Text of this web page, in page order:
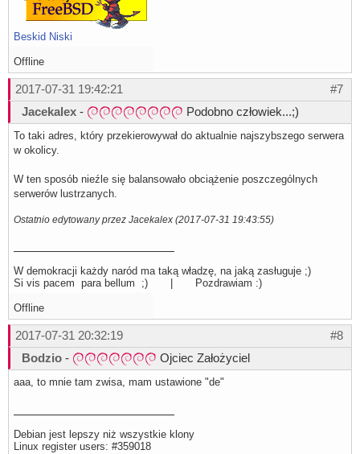
Beskid Niski
Offline
#7
2017-07-31 19:42:21
Jacekalex - Podobno człowiek...;)
To taki adres, który przekierowywał do aktualnie najszybszego serwera
w okolicy.
W ten sposób nieźle się balansowało obciążenie poszczególnych
serwerów lustrzanych.
Ostatnio edytowany przez Jacekalex (2017-07-31 19:43:55)
W demokracji każdy naród ma taką władzę, na jaką zasługuje ;)
Si vis pacem para bellum ;) | Pozdrawiam :)
Offline
#8
2017-07-31 20:32:19
Bodzio - Ojciec Założyciel
aaa, to mnie tam zwisa, mam ustawione "de"
Debian jest lepszy niż wszystkie klony
Linux register users: #359018